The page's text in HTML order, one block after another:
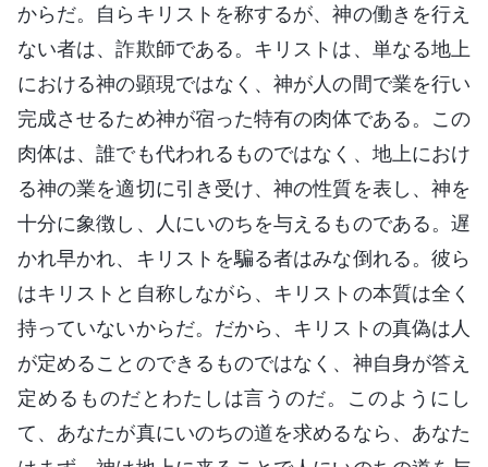
からだ。自らキリストを称するが、神の働きを行え
ない者は、詐欺師である。キリストは、単なる地上
における神の顕現ではなく、神が人の間で業を行い
完成させるため神が宿った特有の肉体である。この
肉体は、誰でも代われるものではなく、地上におけ
る神の業を適切に引き受け、神の性質を表し、神を
十分に象徴し、人にいのちを与えるものである。遅
かれ早かれ、キリストを騙る者はみな倒れる。彼ら
はキリストと自称しながら、キリストの本質は全く
持っていないからだ。だから、キリストの真偽は人
が定めることのできるものではなく、神自身が答え
定めるものだとわたしは言うのだ。このようにし
て、あなたが真にいのちの道を求めるなら、あなた